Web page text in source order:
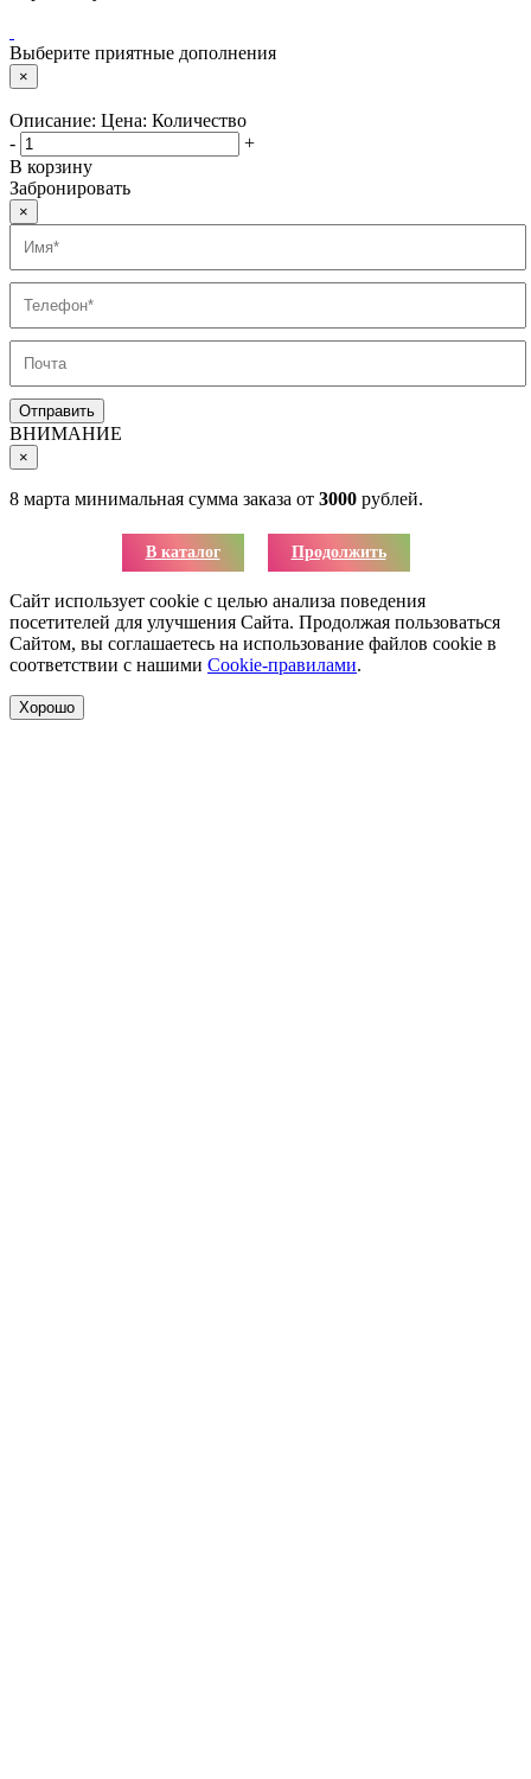
Выберите приятные дополнения
×
Описание: Цена: Количество
-
+
В корзину
Забронировать
×
ВНИМАНИЕ
×
8 марта минимальная сумма заказа от 3000 рублей.
В каталог Продолжить
Сайт использует cookie с целью анализа поведения
посетителей для улучшения Сайта. Продолжая пользоваться
Сайтом, вы соглашаетесь на использование файлов cookie в
соответствии с нашими Cookie-правилами.
Хорошо